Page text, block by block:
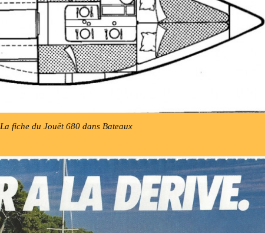
La fiche du Jouët 680 dans Bateaux